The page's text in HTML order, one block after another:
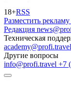
18+RSS
Разместить рекламу
Редакция
Техническая
academy@profi.travel
Другие вопросы
info@profi.travel +7